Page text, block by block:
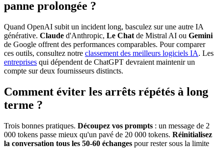
panne prolongée ?
Quand OpenAI subit un incident long, basculez sur une autre IA
générative. Claude d'Anthropic, Le Chat de Mistral AI ou Gemini
de Google offrent des performances comparables. Pour comparer
ces outils, consultez notre classement des meilleurs logiciels IA. Les
entreprises qui dépendent de ChatGPT devraient maintenir un
compte sur deux fournisseurs distincts.
Comment éviter les arrêts répétés à long
terme ?
Trois bonnes pratiques. Découpez vos prompts : un message de 2
000 tokens passe mieux qu'un pavé de 20 000 tokens. Réinitialisez
la conversation tous les 50-60 échanges pour rester sous la limite